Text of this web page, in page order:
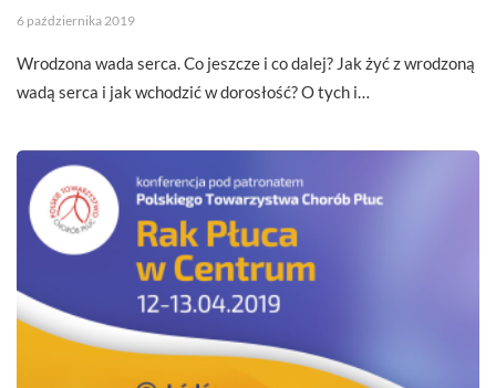
6 października 2019
Wrodzona wada serca. Co jeszcze i co dalej? Jak żyć z wrodzoną
wadą serca i jak wchodzić w dorosłość? O tych i…